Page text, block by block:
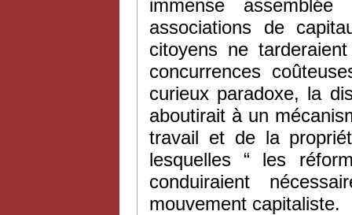
immense
associations de
citoyens ne
concurrences
curieux paradoxe, la
aboutirait à un
travail et de la
lesquelles “ les
conduiraient
mouvement capitaliste.